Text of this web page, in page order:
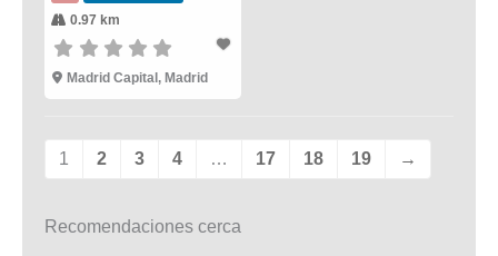
0.97 km
Madrid Capital, Madrid
1 2 3 4 … 17 18 19 →
Recomendaciones cerca